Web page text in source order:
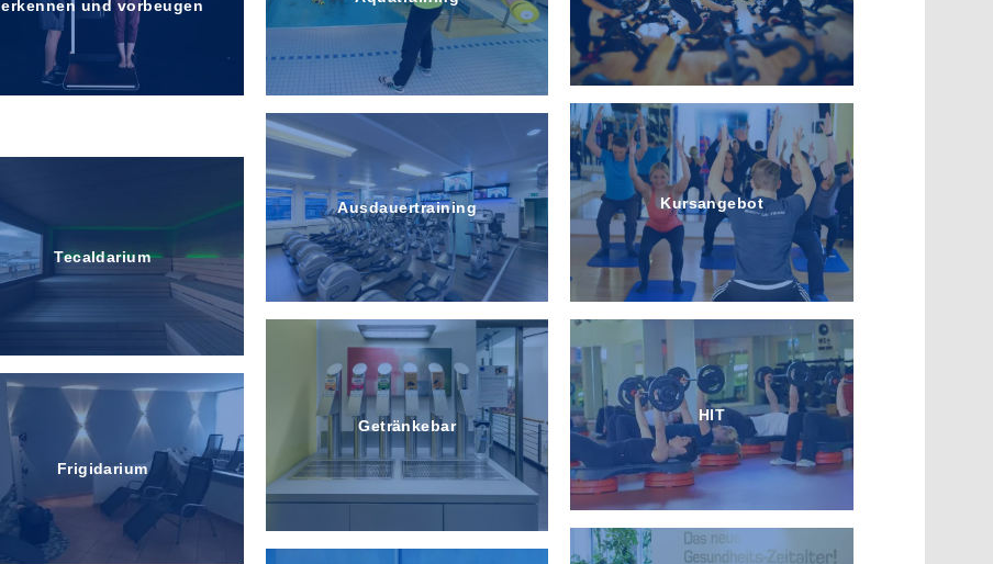
erkennen und vorbeugen
Tecaldarium
Frigidarium
Ausdauertraining
Getränkebar
Kursangebot
HIT